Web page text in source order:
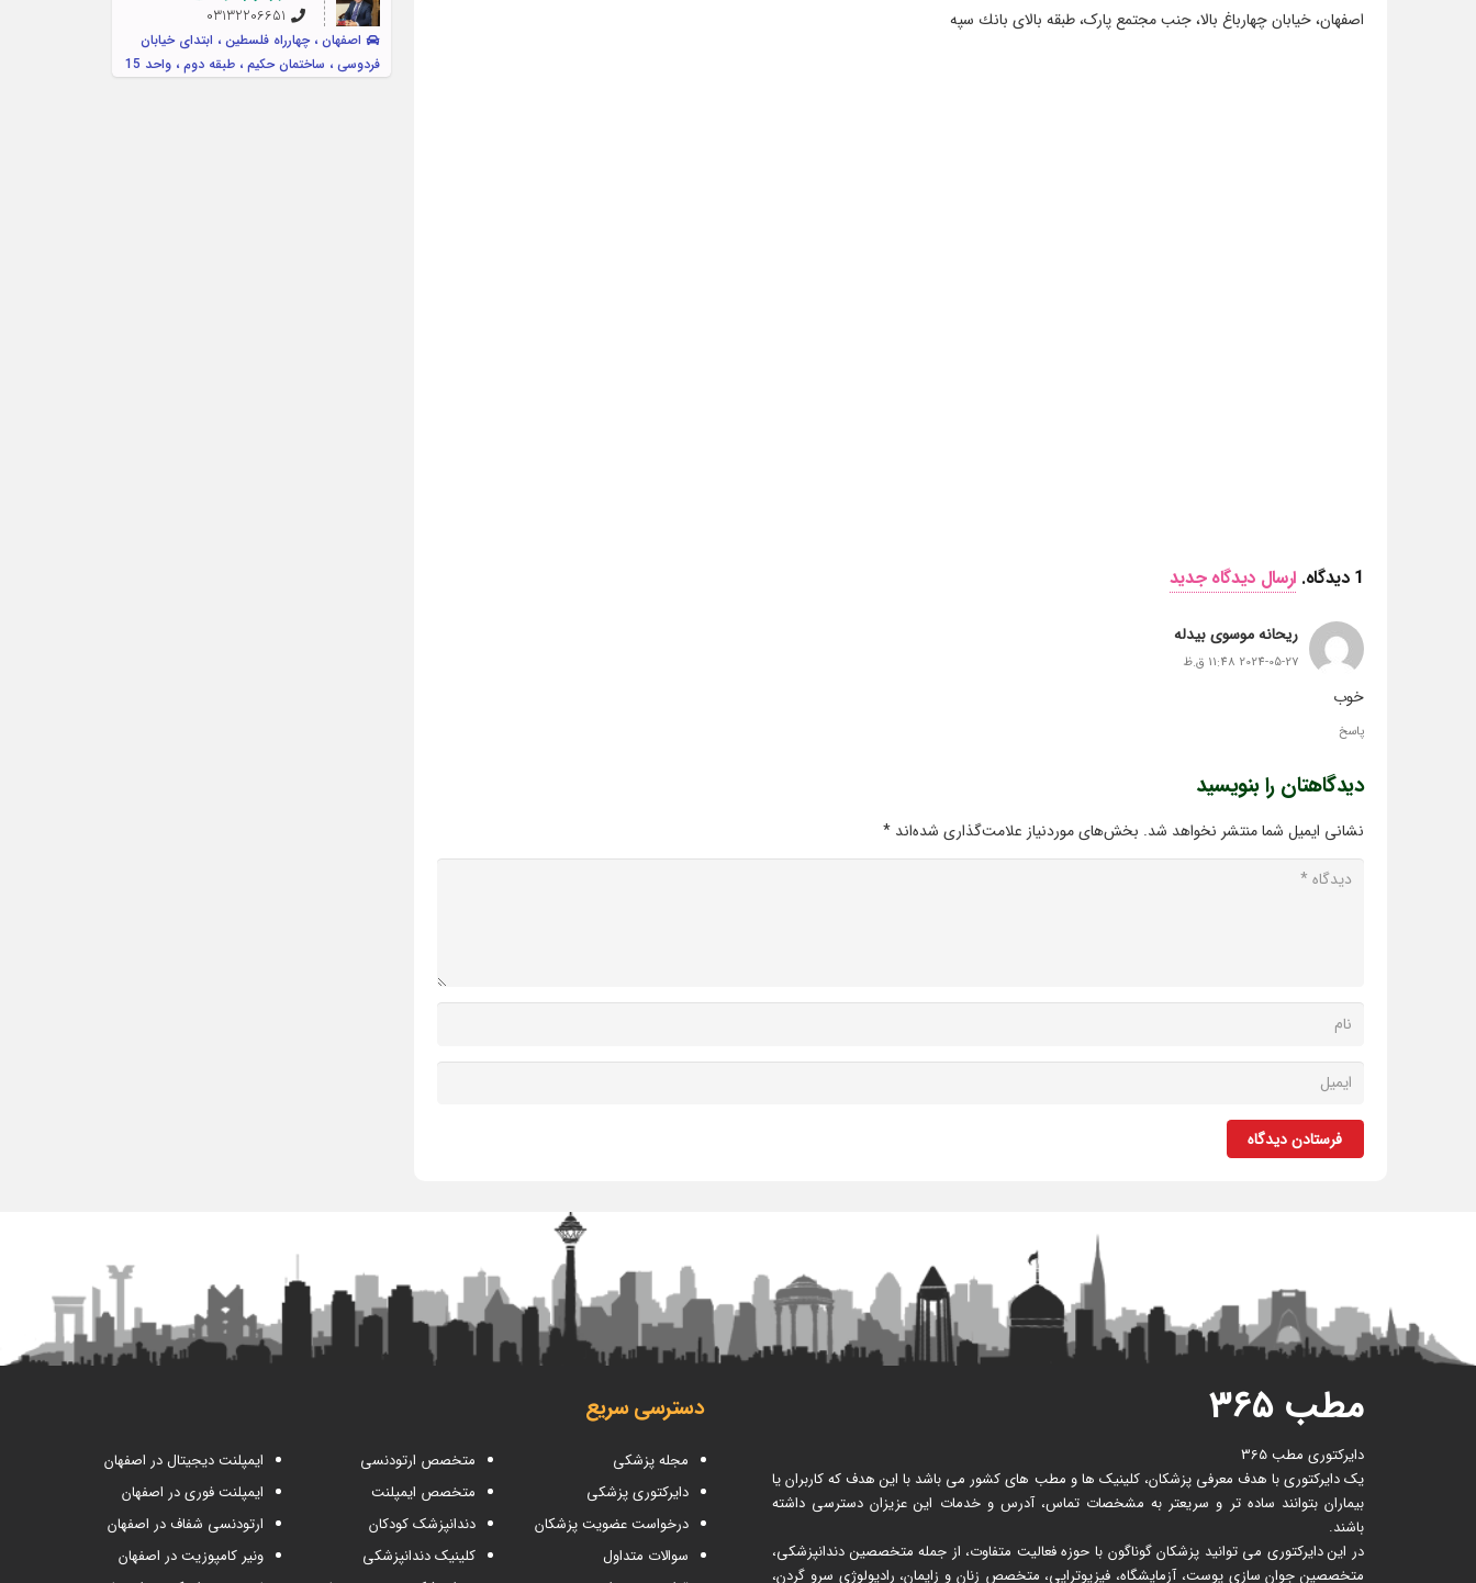
اصفهان، خیابان چهارباغ بالا، جنب مجتمع پارک، طبقه بالاى بانك سپه
1 دیدگاه. ارسال دیدگاه جدید
ریحانه موسوی بیدله
2024-05-27 11:48 ق.ظ
خوب
پاسخ
دیدگاهتان را بنویسید
نشانی ایمیل شما منتشر نخواهد شد. بخش‌های موردنیاز علامت‌گذاری شده‌اند *
فرستادن دیدگاه
03132206651
اصفهان ، چهارراه فلسطین ، ابتدای خیابان
فردوسی ، ساختمان حکیم ، طبقه دوم ، واحد 15
مطب ۳۶۵
دایرکتوری مطب 365
یک دایرکتوری با هدف معرفی پزشکان، کلینیک ها و مطب های کشور می باشد با این هدف که کاربران یا
بیماران بتوانند ساده تر و سریعتر به مشخصات تماس، آدرس و خدمات این عزیزان دسترسی داشته
باشند.
در این دایرکتوری می توانید پزشکان گوناگون با حوزه فعالیت متفاوت، از جمله متخصصین دندانپزشکی،
متخصصین جوان سازی پوست، آزمایشگاه، فیزیوتراپی، متخصص زنان و زایمان، رادیولوژی سرو گردن،
دسترسی سریع
مجله پزشکی
دایرکتوری پزشکی
درخواست عضویت پزشکان
سوالات متداول
متخصص ارتودنسی
متخصص ایمپلنت
دندانپزشک کودکان
کلینیک دندانپزشکی
ایمپلنت دیجیتال در اصفهان
ایمپلنت فوری در اصفهان
ارتودنسی شفاف در اصفهان
ونیر کامپوزیت در اصفهان